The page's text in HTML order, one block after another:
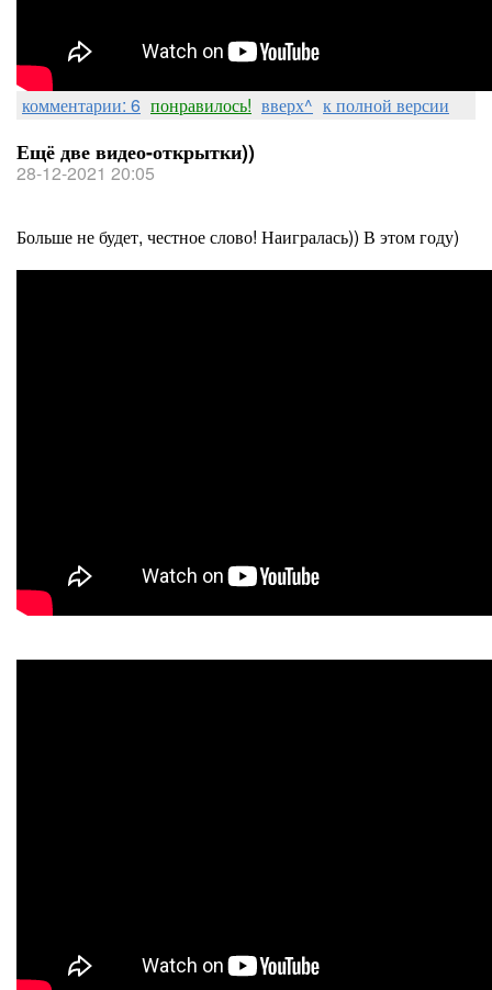
комментарии: 6 понравилось! вверх^ к полной версии
Ещё две видео-открытки))
28-12-2021 20:05
Больше не будет, честное слово! Наигралась)) В этом году)